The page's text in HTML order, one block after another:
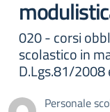
020 - corsi
scolastico in
D.Lgs.81/
Personale